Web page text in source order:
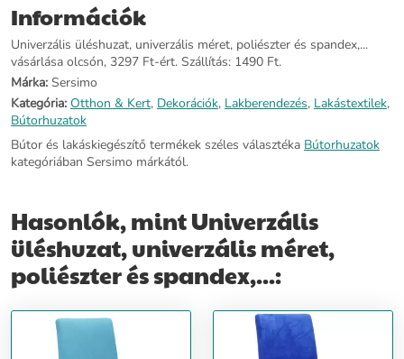
rugalmasságát. Az erős és ugyanakkor mély színek lehetővé teszik a
belső tér egyszerű és gyors cseréjét. Hála nekik, megváltoztathatja a
belsőépítészetet az évszaktól vagy az alkalomtól függően. A
legmagasabb színvonalú kivitelezés minden ízlést kielégít. Méretek:
Ülésszélesség: 40-50 cm Üléshossz: 40-50 cm Háttámla szélesség:
40-50 cm Háttámla magasság: 45-65 cm
További információ>>
Információk
Univerzális üléshuzat, univerzális méret, poliészter és spandex,...
vásárlása olcsón, 3297 Ft-ért. Szállítás: 1490 Ft.
Márka: Sersimo
Kategória: Otthon & Kert, Dekorációk, Lakberendezés, Lakástextilek,
Bútorhuzatok
Bútor és lakáskiegészítő termékek széles választéka Bútorhuzatok
kategóriában Sersimo márkától.
Hasonlók, mint Univerzális
üléshuzat, univerzális méret,
poliészter és spandex,...: